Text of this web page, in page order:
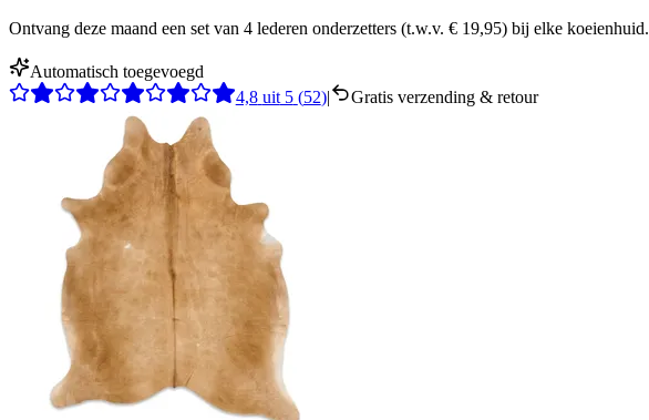
Ontvang deze maand een set van 4 lederen onderzetters (t.w.v. € 19,95) bij elke koeienhuid.
Automatisch toegevoegd
4,8 uit5 (52)| Gratis verzending & retour